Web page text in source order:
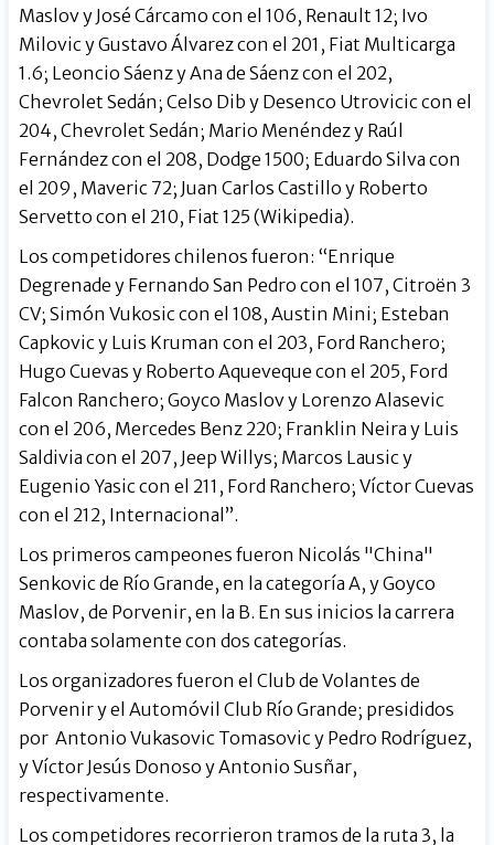
Maslov y José Cárcamo con el 106, Renault 12; Ivo
Milovic y Gustavo Álvarez con el 201, Fiat Multicarga
1.6; Leoncio Sáenz y Ana de Sáenz con el 202,
Chevrolet Sedán; Celso Dib y Desenco Utrovicic con el
204, Chevrolet Sedán; Mario Menéndez y Raúl
Fernández con el 208, Dodge 1500; Eduardo Silva con
el 209, Maveric 72; Juan Carlos Castillo y Roberto
Servetto con el 210, Fiat 125 (Wikipedia).
Los competidores chilenos fueron: “Enrique
Degrenade y Fernando San Pedro con el 107, Citroën 3
CV; Simón Vukosic con el 108, Austin Mini; Esteban
Capkovic y Luis Kruman con el 203, Ford Ranchero;
Hugo Cuevas y Roberto Aqueveque con el 205, Ford
Falcon Ranchero; Goyco Maslov y Lorenzo Alasevic
con el 206, Mercedes Benz 220; Franklin Neira y Luis
Saldivia con el 207, Jeep Willys; Marcos Lausic y
Eugenio Yasic con el 211, Ford Ranchero; Víctor Cuevas
con el 212, Internacional”.
Los primeros campeones fueron Nicolás "China"
Senkovic de Río Grande, en la categoría A, y Goyco
Maslov, de Porvenir, en la B. En sus inicios la carrera
contaba solamente con dos categorías.
Los organizadores fueron el Club de Volantes de
Porvenir y el Automóvil Club Río Grande; presididos
por Antonio Vukasovic Tomasovic y Pedro Rodríguez,
y Víctor Jesús Donoso y Antonio Susñar,
respectivamente.
Los competidores recorrieron tramos de la ruta 3, la